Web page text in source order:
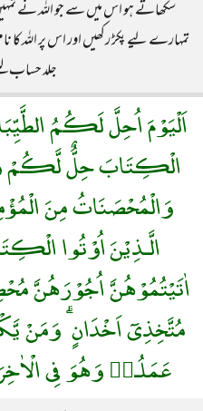
سکھاتے ہو اس میں سے جو اللہ نے
تمہارے لیے پکڑ رکھیں اور اس پر اللہ
جلد حساب
اَلْيَوْمَ اُحِلَّ لَكُمُ
الْكِتَابَ حِلٌّ لَّكُمْ
وَالْمُحْصَنَاتُ مِنَ
الَّـذِيْنَ اُوْتُوا
اٰتَيْتُمُوْهُنَّ اُجُوْرَهُنَّ
مُتَّخِذِىٓ اَخْدَانٍ ۗ وَمَنْ
عَمَلُـهٝ وَهُوَ فِى